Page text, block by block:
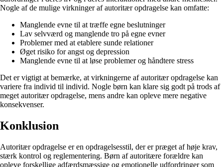
Nogle af de mulige virkninger af autoritær opdragelse kan omfatte:
Manglende evne til at træffe egne beslutninger
Lav selvværd og manglende tro på egne evner
Problemer med at etablere sunde relationer
Øget risiko for angst og depression
Manglende evne til at løse problemer og håndtere stress
Det er vigtigt at bemærke, at virkningerne af autoritær opdragelse kan
variere fra individ til individ. Nogle børn kan klare sig godt på trods af
meget autoritær opdragelse, mens andre kan opleve mere negative
konsekvenser.
Konklusion
Autoritær opdragelse er en opdragelsesstil, der er præget af høje krav,
stærk kontrol og reglementering. Børn af autoritære forældre kan
opleve forskellige adfærdsmæssige og emotionelle udfordringer som